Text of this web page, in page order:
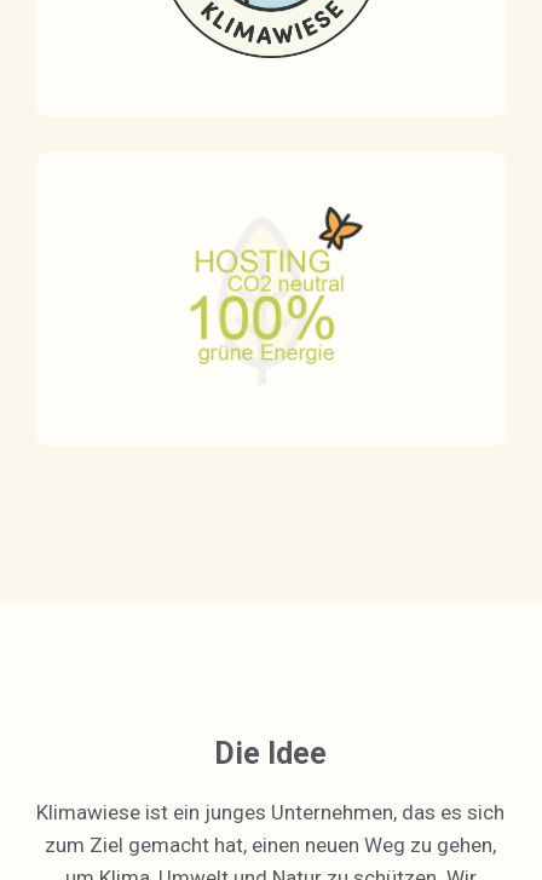
Die Idee
Klimawiese ist ein junges Unternehmen, das es sich
zum Ziel gemacht hat, einen neuen Weg zu gehen,